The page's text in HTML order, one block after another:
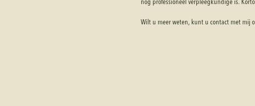
Wilt u meer weten, kunt u contact met mij